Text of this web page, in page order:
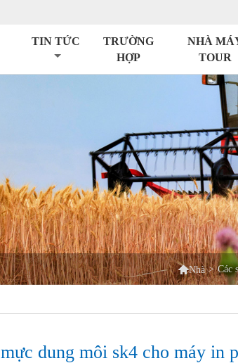
TIN TỨC
TRƯỜNG
HỢP
NHÀ
TOUR
Nhà > Các
mực dung môi sk4 cho máy in